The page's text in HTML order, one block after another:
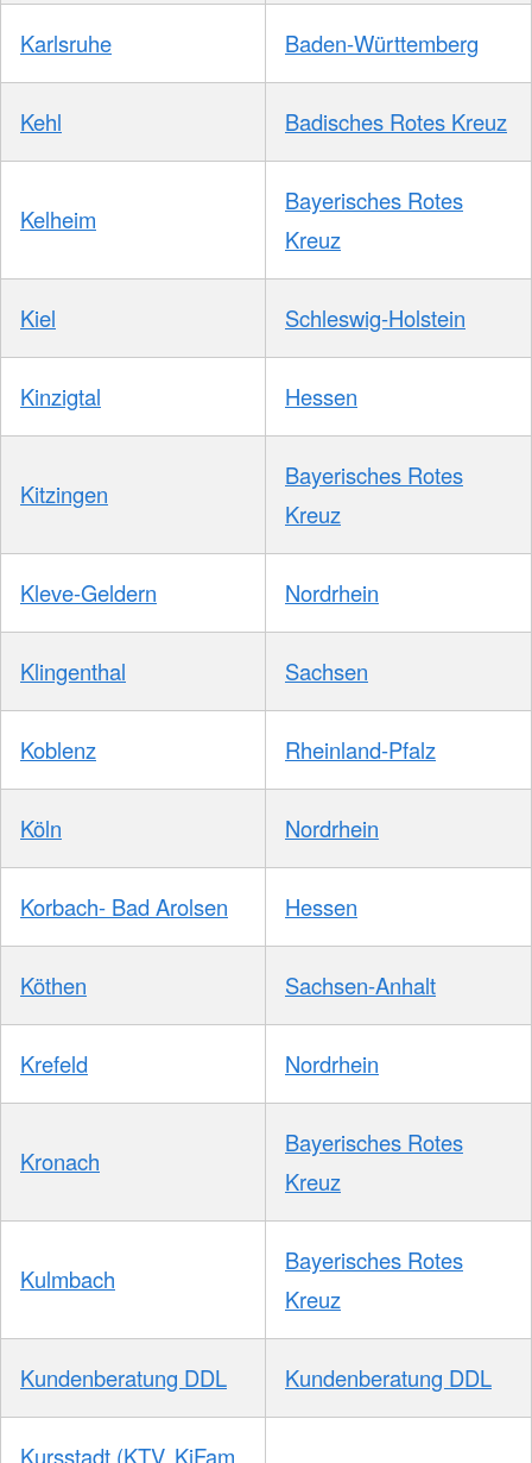
Karlsruhe Baden-Württemberg
Kehl Badisches Rotes Kreuz
Kelheim
Bayerisches Rotes
Kreuz
Kiel Schleswig-Holstein
Kinzigtal Hessen
Kitzingen
Bayerisches Rotes
Kreuz
Kleve-Geldern Nordrhein
Klingenthal Sachsen
Koblenz Rheinland-Pfalz
Köln Nordrhein
Korbach- Bad Arolsen Hessen
Köthen Sachsen-Anhalt
Krefeld Nordrhein
Kronach
Bayerisches Rotes
Kreuz
Kulmbach
Bayerisches Rotes
Kreuz
Kundenberatung DDL Kundenberatung DDL
Kursstadt (KTV, KiFam,